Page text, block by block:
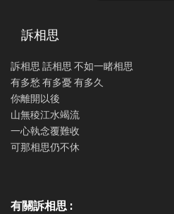
訴相思
訴相思 話相思 不如一睹相思
有多愁 有多憂 有多久
你離開以後
山無稜江水竭流
一心執念覆難收
可那相思仍不休
有關訴相思 :